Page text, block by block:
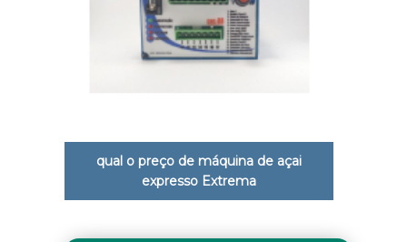
qual o preço de máquina de açai
expresso Extrema